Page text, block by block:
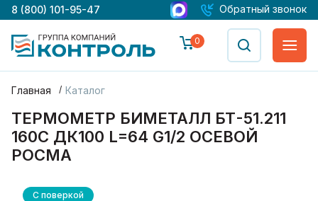
8 (800) 101-95-47 Обратный звонок
0
Главная Каталог
ТЕРМОМЕТР БИМЕТАЛЛ БТ-51.211
160С ДК100 L=64 G1/2 ОСЕВОЙ
РОСМА
С поверкой